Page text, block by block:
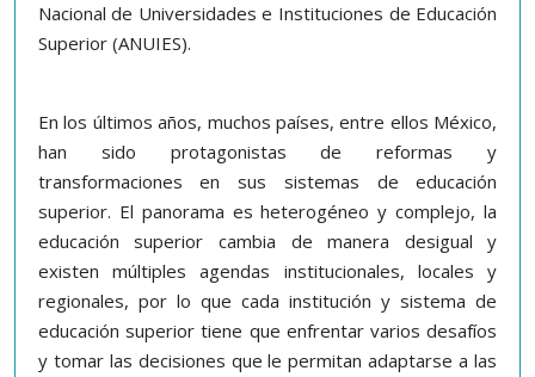
Nacional de Universidades e Instituciones de Educación
Superior (ANUIES).
En los últimos años, muchos países, entre ellos México,
han sido protagonistas de reformas y
transformaciones en sus sistemas de educación
superior. El panorama es heterogéneo y complejo, la
educación superior cambia de manera desigual y
existen múltiples agendas institucionales, locales y
regionales, por lo que cada institución y sistema de
educación superior tiene que enfrentar varios desafíos
y tomar las decisiones que le permitan adaptarse a las